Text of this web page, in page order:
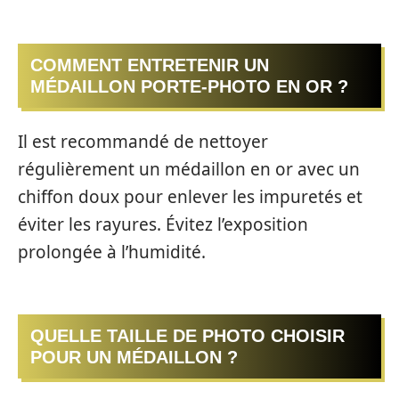
COMMENT ENTRETENIR UN
MÉDAILLON PORTE-PHOTO EN OR ?
Il est recommandé de nettoyer
régulièrement un médaillon en or avec un
chiffon doux pour enlever les impuretés et
éviter les rayures. Évitez l’exposition
prolongée à l’humidité.
QUELLE TAILLE DE PHOTO CHOISIR
POUR UN MÉDAILLON ?